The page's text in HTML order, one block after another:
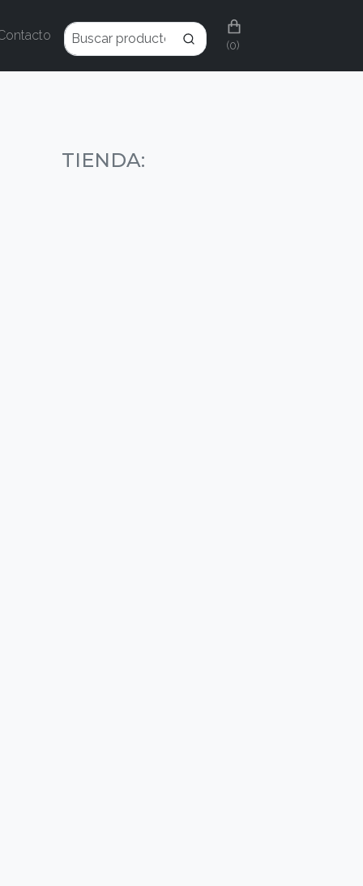
(0)
TIENDA: